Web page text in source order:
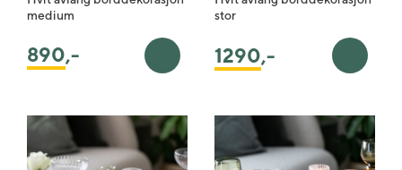
medium
890,- Legg i handlekurv
stor
1290,- Legg i